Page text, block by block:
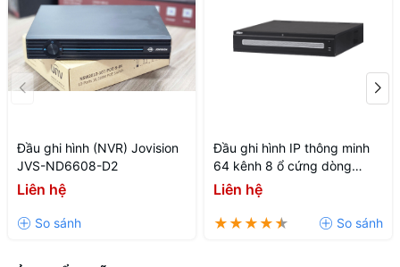
Đầu ghi hình (NVR) Jovision
JVS-ND6608-D2
Liên hệ
Đầu ghi hình IP thông minh
64 kênh 8 ổ cứng dòng
WIZMIND DHI-NVR608H-
Liên hệ